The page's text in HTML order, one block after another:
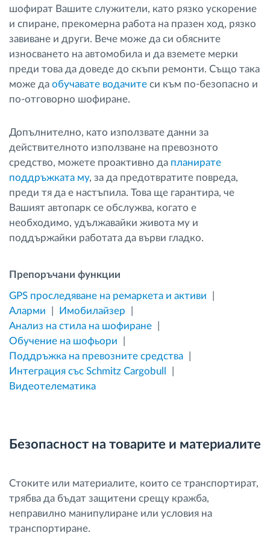
шофират Вашите служители, като рязко ускорение
и спиране, прекомерна работа на празен ход, рязко
завиване и други. Вече може да си обясните
износването на автомобила и да вземете мерки
преди това да доведе до скъпи ремонти. Също така
може да обучавате водачите си към по-безопасно и
по-отговорно шофиране.
Допълнително, като използвате данни за
действителното използване на превозното
средство, можете проактивно да планирате
поддръжката му, за да предотвратите повреда,
преди тя да е настъпила. Това ще гарантира, че
Вашият автопарк се обслужва, когато е
необходимо, удължавайки живота му и
поддържайки работата да върви гладко.
Препоръчани функции
GPS проследяване на ремаркета и активи
Аларми
Имобилайзер
Анализ на стила на шофиране
Обучение на шофьори
Поддръжка на превозните средства
Интеграция със Schmitz Cargobull
Видеотелематика
Безопасност на товарите и материалите
Стоките или материалите, които се транспортират,
трябва да бъдат защитени срещу кражба,
неправилно манипулиране или условия на
транспортиране.